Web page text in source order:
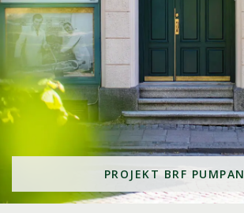
PROJEKT BRF PUMPAN